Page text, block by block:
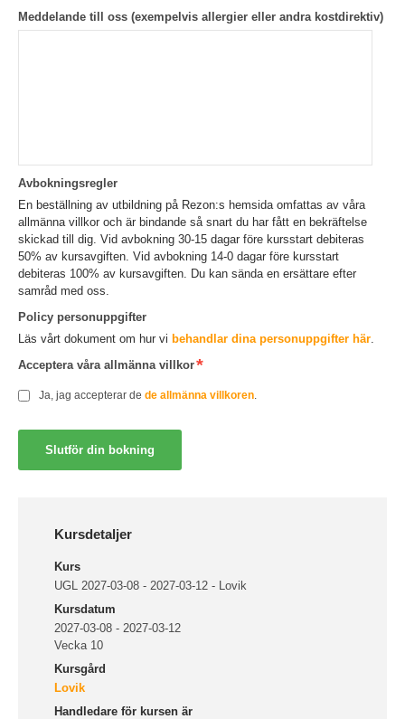
Meddelande till oss (exempelvis allergier eller andra kostdirektiv)
Avbokningsregler
En beställning av utbildning på Rezon:s hemsida omfattas av våra
allmänna villkor och är bindande så snart du har fått en bekräftelse
skickad till dig. Vid avbokning 30-15 dagar före kursstart debiteras
50% av kursavgiften. Vid avbokning 14-0 dagar före kursstart
debiteras 100% av kursavgiften. Du kan sända en ersättare efter
samråd med oss.
Policy personuppgifter
Läs vårt dokument om hur vi behandlar dina personuppgifter här.
Acceptera våra allmänna villkor
Ja, jag accepterar de de allmänna villkoren
Kursdetaljer
Kurs
UGL 2027-03-08 - 2027-03-12 - Lovik
Kursdatum
2027-03-08 - 2027-03-12
Vecka 10
Kursgård
Lovik
Handledare för kursen är